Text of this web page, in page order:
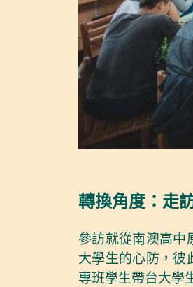
轉換角度：走
參訪就從南澳高中
大學生的心防，彼
專班學生帶台大學